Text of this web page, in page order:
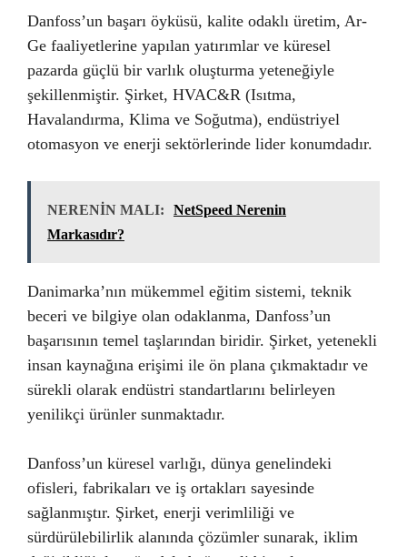
Danfoss’un başarı öyküsü, kalite odaklı üretim, Ar-
Ge faaliyetlerine yapılan yatırımlar ve küresel
pazarda güçlü bir varlık oluşturma yeteneğiyle
şekillenmiştir. Şirket, HVAC&R (Isıtma,
Havalandırma, Klima ve Soğutma), endüstriyel
otomasyon ve enerji sektörlerinde lider konumdadır.
NERENİN MALI:
NetSpeed Nerenin
Markasıdır?
Danimarka’nın mükemmel eğitim sistemi, teknik
beceri ve bilgiye olan odaklanma, Danfoss’un
başarısının temel taşlarından biridir. Şirket, yetenekli
insan kaynağına erişimi ile ön plana çıkmaktadır ve
sürekli olarak endüstri standartlarını belirleyen
yenilikçi ürünler sunmaktadır.
Danfoss’un küresel varlığı, dünya genelindeki
ofisleri, fabrikaları ve iş ortakları sayesinde
sağlanmıştır. Şirket, enerji verimliliği ve
sürdürülebilirlik alanında çözümler sunarak, iklim